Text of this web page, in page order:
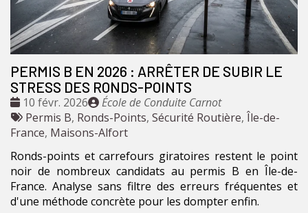
PERMIS B EN 2026 : ARRÊTER DE SUBIR LE
STRESS DES RONDS-POINTS
Date
:
10 févr. 2026
Publié
par
École de Conduite Carnot
Tags
:
Permis B, Ronds-Points, Sécurité Routière, Île-de-
France, Maisons-Alfort
Ronds-points et carrefours giratoires restent le point
noir de nombreux candidats au permis B en Île-de-
France. Analyse sans filtre des erreurs fréquentes et
d'une méthode concrète pour les dompter enfin.